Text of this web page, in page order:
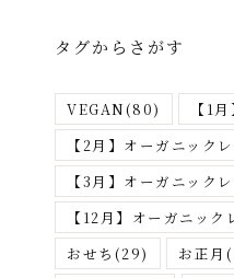
ー
ら
が
す
タグからさがす
VEGAN(80) 【1
【2月】オーガニック
【3月】オーガニック
【12月】オーガニック
おせち (29) お正月